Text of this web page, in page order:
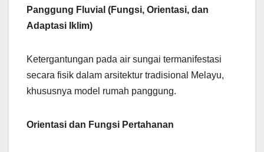
Panggung Fluvial (Fungsi, Orientasi, dan
Adaptasi Iklim)
Ketergantungan pada air sungai termanifestasi
secara fisik dalam arsitektur tradisional Melayu,
khususnya model rumah panggung.
Orientasi dan Fungsi Pertahanan